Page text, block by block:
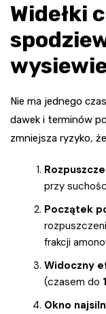
Widełki
Nie ma jednego
dawek i terminów
zmniejsza ryzyko,
przy
Początek
frakcji
Widoczny
(czasem do
Okno